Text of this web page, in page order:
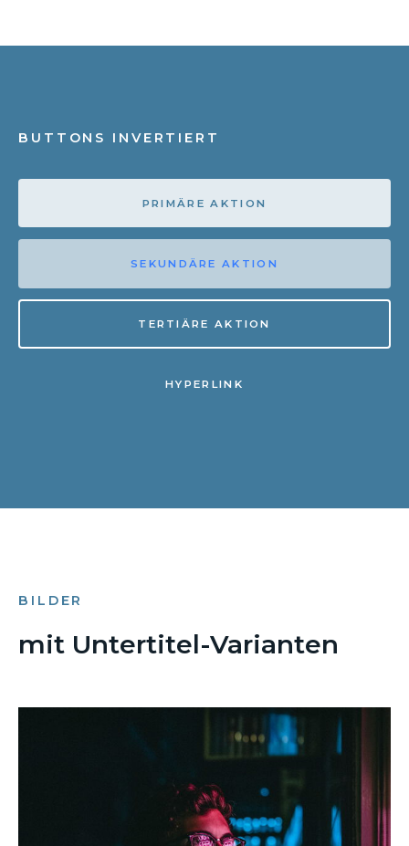
BUTTONS INVERTIERT
PRIMÄRE AKTION
SEKUNDÄRE AKTION
TERTIÄRE AKTION
HYPERLINK
BILDER
mit Untertitel-Varianten